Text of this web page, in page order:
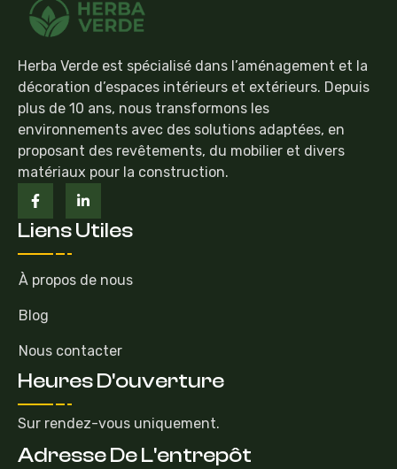
Herba Verde est spécialisé dans l’aménagement et la
décoration d’espaces intérieurs et extérieurs. Depuis
plus de 10 ans, nous transformons les
environnements avec des solutions adaptées, en
proposant des revêtements, du mobilier et divers
matériaux pour la construction.
Liens Utiles
À propos de nous
Blog
Nous contacter
Heures D'ouverture
Sur rendez-vous uniquement.
Adresse De L'entrepôt